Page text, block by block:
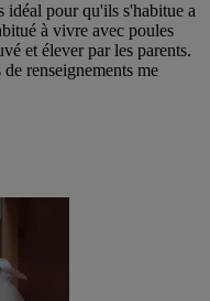
idéal pour qu'ils s'habitue a
à vivre avec poules
et élever par les parents.
renseignements me